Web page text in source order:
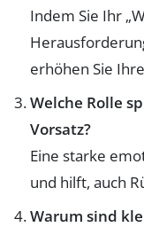
Indem Sie Ihr
erhöhen Sie
Welche Rolle
Vorsatz?
Eine starke
und hilft, auch
Warum sind